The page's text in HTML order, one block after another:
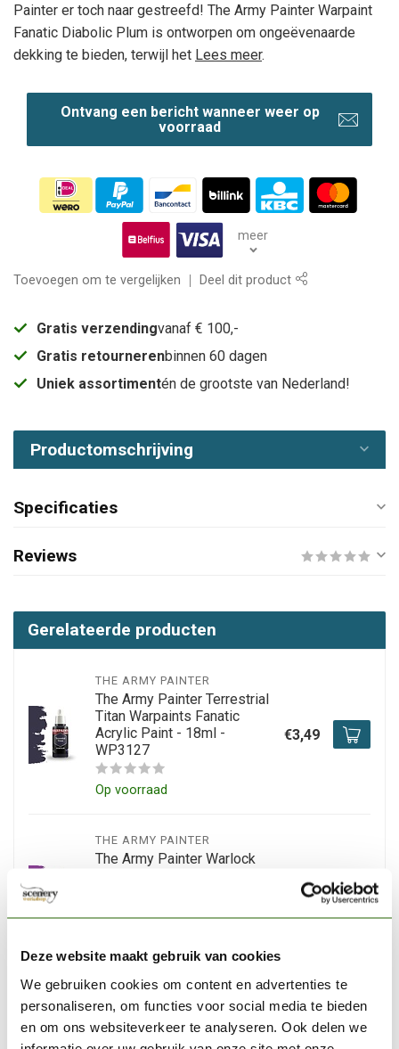
Deze website maakt gebruik van cookies
We gebruiken cookies om content en advertenties te
personaliseren, om functies voor social media te bieden
en om ons websiteverkeer te analyseren. Ook delen we
Painter er toch naar gestreefd! The Army Painter Warpaint
Fanatic Diabolic Plum is ontworpen om ongeëvenaarde
dekking te bieden, terwijl het Lees meer.
Ontvang een bericht wanneer weer op
voorraad
meer
Toevoegen om te vergelijken Deel dit product
Gratis verzendingvanaf € 100,-
Gratis retournerenbinnen 60 dagen
Uniek assortimentén de grootste van Nederland!
Productomschrijving
Specificaties
Reviews
Gerelateerde producten
THE ARMY PAINTER
The Army Painter Terrestrial
Titan Warpaints Fanatic
Acrylic Paint - 18ml -
WP3127
Op voorraad
€3,49
THE ARMY PAINTER
The Army Painter Warlock
Op voorraad
€3,45
THE ARMY PAINTER
The Army Painter Deep
Azure Warpaints Fanatic